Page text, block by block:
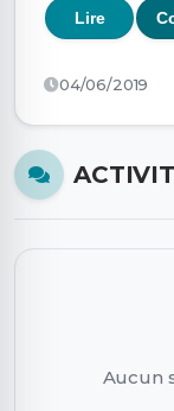
Lire
04/06/2019
Aucun